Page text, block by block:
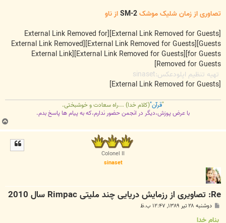
تصاوری از زمان شلیک موشک
از ناو
[External Link Removed for Guests]
[External Link Removed for
Guests]
[External Link Removed for Guests]
[External Link Removed
for Guests]
[External Link Removed for Guests]
[External Link
Removed for Guests]
تهیه تنظیم اپلودعکس:sinaset
[External Link Removed for Guests]
"قرآن"(کلام خدا) ...راه سعادت و خوشبختی.
با عرض پوزش،دیگر در انجمن حضور ندارم،که به پیام ها پاسخ بدم.
Colonel II
sinaset
Re: تصاویری از رزمایش دریایی چند ملیتی Rimpac سال 2010
ت
دوشنبه ۲۸ تیر ۱۳۸۹, ۱۲:۴۷ ب.ظ
بنام خدا